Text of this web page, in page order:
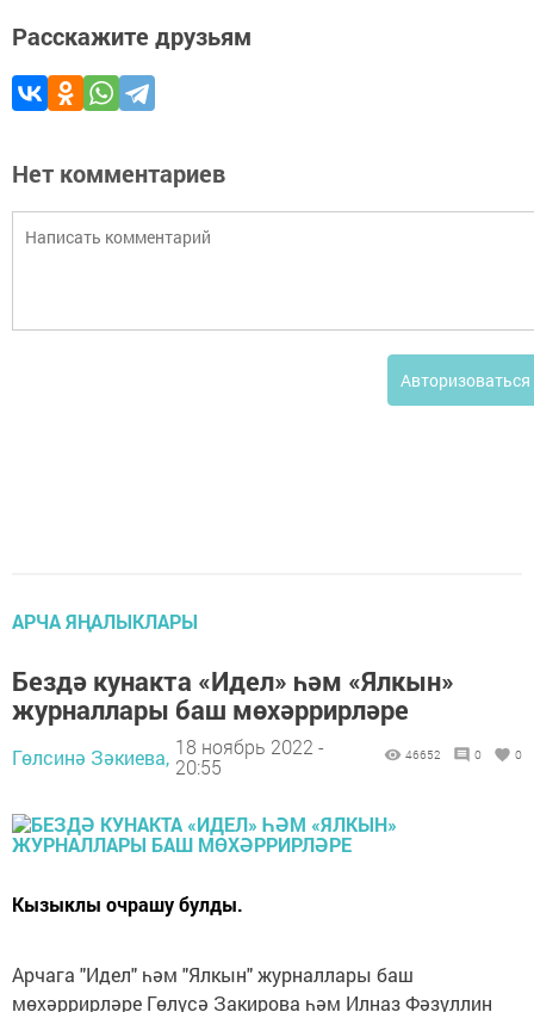
Расскажите друзьям
Нет комментариев
Авторизоваться
АРЧА ЯҢАЛЫКЛАРЫ
Бездә кунакта «Идел» һәм «Ялкын»
журналлары баш мөхәррирләре
Гөлсинә Зәкиева, 18 ноябрь 2022 -
20:55
46652 0 0
Кызыклы очрашу булды.
Арчага "Идел" һәм "Ялкын" журналлары баш
мөхәррирләре Гөлүсә Закирова һәм Илназ Фәзуллин